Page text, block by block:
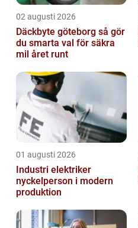
02 augusti 2026
Däckbyte göteborg så gör
du smarta val för säkra
mil året runt
01 augusti 2026
Industri elektriker
nyckelperson i modern
produktion